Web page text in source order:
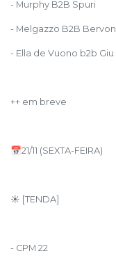
- Murphy B2B Spuri
- Melgazzo B2B Bervon
- Ella de Vuono b2b Giu
++ em breve
📅21/11 (SEXTA-FEIRA)
☀️ [TENDA]
- CPM 22